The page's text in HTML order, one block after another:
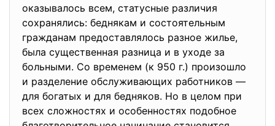
оказывалось всем, статусные различия
сохранялись: беднякам и состоятельным
гражданам предоставлялось разное жилье,
была существенная разница и в уходе за
больными. Со временем (к 950 г.) произошло
и разделение обслуживающих работников —
для богатых и для бедняков. Но в целом при
всех сложностях и особенностях подобное